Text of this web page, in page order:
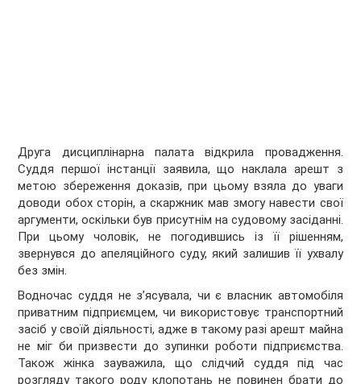
Друга дисциплінарна палата відкрила провадження.
Суддя першої інстанції заявила, що наклала арешт з
метою збереження доказів, при цьому взяла до уваги
доводи обох сторін, а скаржник мав змогу навести свої
аргументи, оскільки був присутнім на судовому засіданні.
При цьому чоловік, не погодившись із її рішенням,
звернувся до апеляційного суду, який залишив її ухвалу
без змін.
Водночас суддя не з’ясувала, чи є власник автомобіля
приватним підприємцем, чи використовує транспортний
засіб у своїй діяльності, адже в такому разі арешт майна
не міг би призвести до зупинки роботи підприємства.
Також жінка зауважила, що слідчий суддя під час
розгляду такого роду клопотань не повинен брати до